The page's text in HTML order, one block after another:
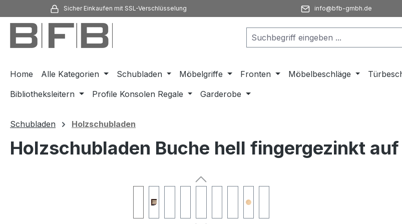
Hauptinhalt springen
Zur Suche springen
Zur Hauptnavigation springen
Sicher Einkaufen mit SSL-Verschlüsselung info@bfb-gmbh.de
Home Alle Kategorien Schubladen Möbelgriffe Fronten Möbelbeschläge
Bibliotheksleitern
Profile Konsolen Regale Garderobe
Schubladen Holzschubladen
Holzschubladen Buche hell fingergezinkt